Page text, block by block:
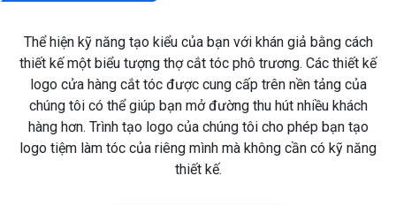
Thể hiện kỹ năng tạo kiểu của bạn với khán giả bằng cách
thiết kế một biểu tượng thợ cắt tóc phô trương. Các thiết kế
logo cửa hàng cắt tóc được cung cấp trên nền tảng của
chúng tôi có thể giúp bạn mở đường thu hút nhiều khách
hàng hơn. Trình tạo logo của chúng tôi cho phép bạn tạo
logo tiệm làm tóc của riêng mình mà không cần có kỹ năng
thiết kế.